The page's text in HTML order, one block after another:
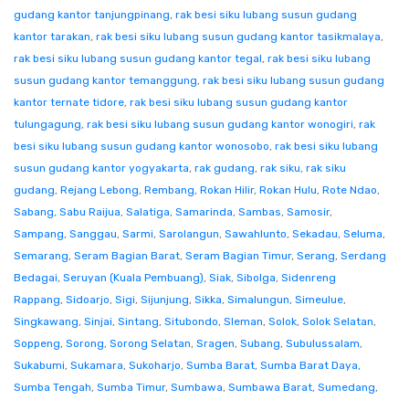
gudang kantor tanjungpinang, rak besi siku lubang susun gudang
kantor tarakan, rak besi siku lubang susun gudang kantor tasikmalaya,
rak besi siku lubang susun gudang kantor tegal, rak besi siku lubang
susun gudang kantor temanggung, rak besi siku lubang susun gudang
kantor ternate tidore, rak besi siku lubang susun gudang kantor
tulungagung, rak besi siku lubang susun gudang kantor wonogiri, rak
besi siku lubang susun gudang kantor wonosobo, rak besi siku lubang
susun gudang kantor yogyakarta, rak gudang, rak siku, rak siku
gudang, Rejang Lebong, Rembang, Rokan Hilir, Rokan Hulu, Rote Ndao,
Sabang, Sabu Raijua, Salatiga, Samarinda, Sambas, Samosir,
Sampang, Sanggau, Sarmi, Sarolangun, Sawahlunto, Sekadau, Seluma,
Semarang, Seram Bagian Barat, Seram Bagian Timur, Serang, Serdang
Bedagai, Seruyan (Kuala Pembuang), Siak, Sibolga, Sidenreng
Rappang, Sidoarjo, Sigi, Sijunjung, Sikka, Simalungun, Simeulue,
Singkawang, Sinjai, Sintang, Situbondo, Sleman, Solok, Solok Selatan,
Soppeng, Sorong, Sorong Selatan, Sragen, Subang, Subulussalam,
Sukabumi, Sukamara, Sukoharjo, Sumba Barat, Sumba Barat Daya,
Sumba Tengah, Sumba Timur, Sumbawa, Sumbawa Barat, Sumedang,